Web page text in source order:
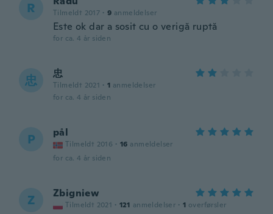
R Tilmeldt 2017 · 9 anmeldelser
Este ok dar a sosit cu o verigă ruptă
for ca. 4 år siden
忠 忠
Tilmeldt 2021 · 1 anmeldelser
for ca. 4 år siden
P pål
Tilmeldt 2016 · 16 anmeldelser
for ca. 4 år siden
Z Zbigniew
Tilmeldt 2021 · 121 anmeldelser · 1 overførsler